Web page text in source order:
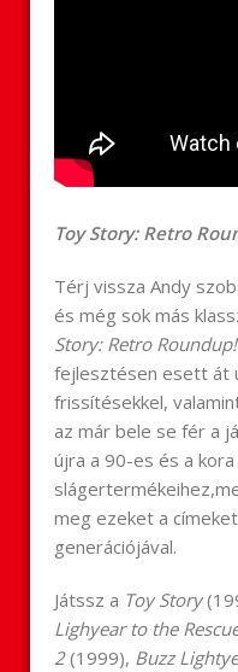
Toy Story: Retro
Térj vissza Andy
és még sok más
Story: Retro Roundup!
fejlesztésen esett át
frissítésekkel,
az már bele se fér a
újra a 90-es és a
meg ezeket a
generációjával.
Játssz a Toy Story
Lighyear to the
2(1999), Buzz